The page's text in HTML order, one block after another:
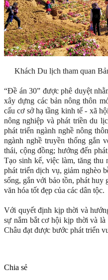
Khách Du lịch tham quan
“Đề án 30” được phê duyệt
xây dựng các bản nông thôn
cấu cơ sở hạ tầng kinh tế - xã
nông nghiệp và phát triền du
phát triển ngành nghề nông
ngành nghề truyền thống gắn
thái, cộng đồng; hướng đến
Tạo sinh kế, việc làm, tăng thu
phát triển dịch vụ, giảm nghèo
sống, gắn với bảo tồn, phát huy
văn hóa tốt đẹp của các dân tộc.
Với quyết định kịp thời và
sự nắm bắt cơ hội kịp thời và
Châu đạt được bước phát triển
Chia sẻ